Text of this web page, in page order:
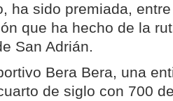
ha sido premiada,
que ha hecho de la
San Adrián.
Bera Bera, una
de siglo con 700